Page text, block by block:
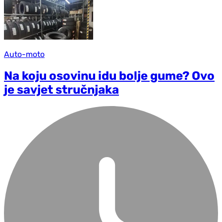
Auto-moto
Na koju osovinu idu bolje gume? Ovo
je savjet stručnjaka